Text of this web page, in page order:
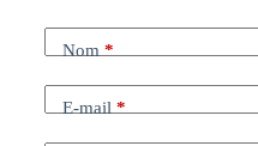
Nom*
E-mail*